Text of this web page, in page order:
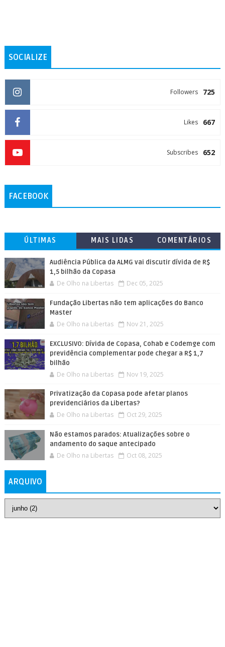
SOCIALIZE
725
Followers
667
Likes
652
Subscribes
FACEBOOK
ÚLTIMAS MAIS LIDAS COMENTÁRIOS
Audiência Pública da ALMG vai discutir dívida de R$
1,5 bilhão da Copasa
De Olho na Libertas Dec 05, 2025
Fundação Libertas não tem aplicações do Banco
Master
De Olho na Libertas Nov 21, 2025
EXCLUSIVO: Dívida de Copasa, Cohab e Codemge com
previdência complementar pode chegar a R$ 1,7
bilhão
De Olho na Libertas Nov 19, 2025
Privatização da Copasa pode afetar planos
previdenciários da Libertas?
De Olho na Libertas Oct 29, 2025
Não estamos parados: Atualizações sobre o
andamento do saque antecipado
De Olho na Libertas Oct 08, 2025
ARQUIVO